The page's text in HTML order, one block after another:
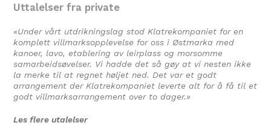
Uttalelser fra private
«Under vårt utdrikningslag stod Klatrekompaniet for en
komplett villmarksopplevelse for oss i Østmarka med
kanoer, lavo, etablering av leirplass og morsomme
samarbeidsøvelser. Vi hadde det så gøy at vi nesten ikke
la merke til at regnet høljet ned. Det var et godt
arrangement der Klatrekompaniet leverte alt for å få til et
godt villmarksarrangement over to dager.»
Les flere utalelser